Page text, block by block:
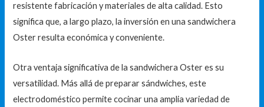
resistente fabricación y materiales de alta calidad. Esto
significa que, a largo plazo, la inversión en una sandwichera
Oster resulta económica y conveniente.
Otra ventaja significativa de la sandwichera Oster es su
versatilidad. Más allá de preparar sándwiches, este
electrodoméstico permite cocinar una amplia variedad de